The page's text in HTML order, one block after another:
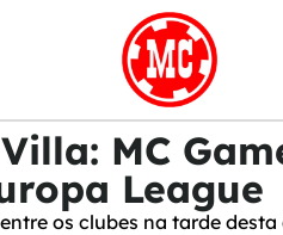
MC
League
os clubes na tarde